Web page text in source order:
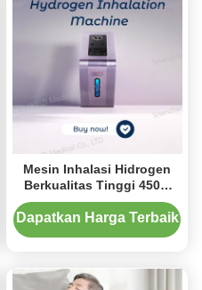
Mesin Inhalasi Hidrogen
Berkualitas Tinggi 450w
Kelas Medis 1800ml
Dapatkan Harga Terbaik